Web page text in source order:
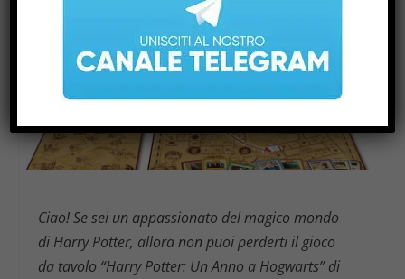
Ciao! Se sei un appassionato del magico mondo
di Harry Potter, allora non puoi perderti il gioco
da tavolo “Harry Potter: Un Anno a Hogwarts” di